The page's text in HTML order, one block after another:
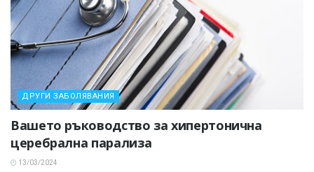
ДРУГИ ЗАБОЛЯВАНИЯ
Вашето ръководство за хипертонична
церебрална парализа
13/03/2024